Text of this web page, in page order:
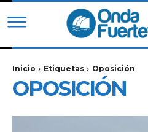
Inicio Etiquetas Oposición
OPOSICIÓN